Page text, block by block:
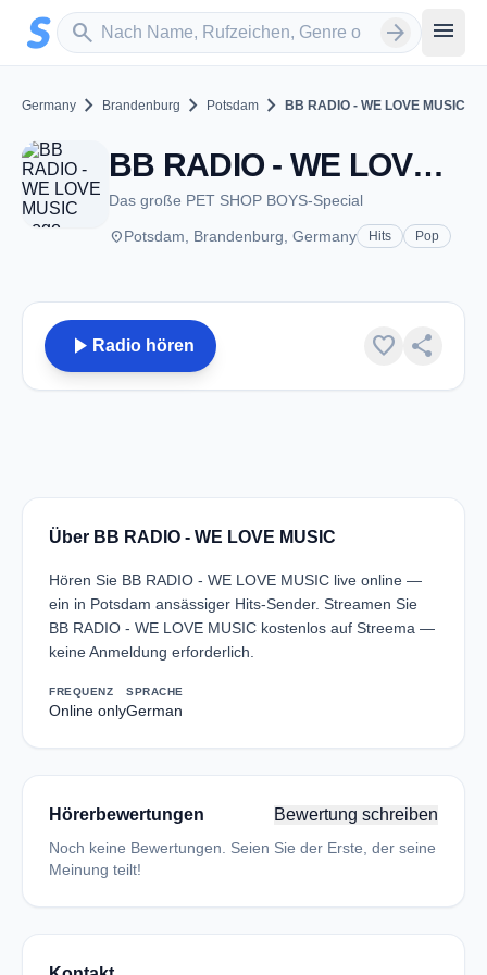
Zum Hauptinhalt springen
search
Sender suchen arrow_forward menu
Germany chevron_right Brandenburg chevron_right Potsdam chevron_right BB RADIO - WE LOVE MUSIC
BB RADIO - WE LOVE MUSIC - Potsdam
Das große PET SHOP BOYS-Special
placePotsdam, Brandenburg, Germany Hits Pop
play_arrow Radio hören favorite share
Über BB RADIO - WE LOVE MUSIC
Hören Sie BB RADIO - WE LOVE MUSIC live online —
ein in Potsdam ansässiger Hits-Sender. Streamen Sie
BB RADIO - WE LOVE MUSIC kostenlos auf Streema —
keine Anmeldung erforderlich.
FREQUENZ
Online only
SPRACHE
German
Hörerbewertungen Bewertung schreiben
Noch keine Bewertungen. Seien Sie der Erste, der seine
Meinung teilt!